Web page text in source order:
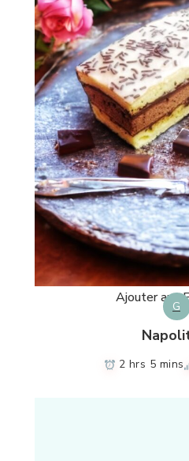
Ajouter auxG
2 hrs 5 mins